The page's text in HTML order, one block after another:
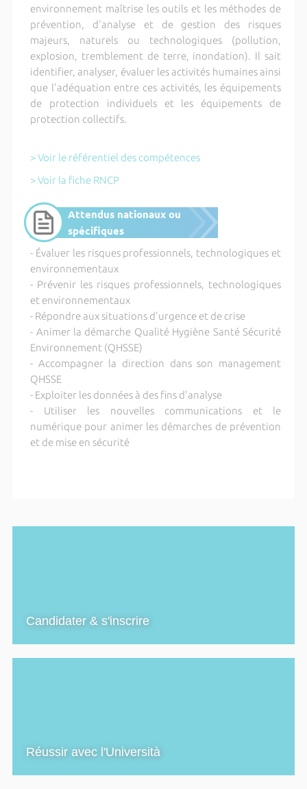
environnement maîtrise les outils et les méthodes de
prévention, d'analyse et de gestion des risques
majeurs, naturels ou technologiques (pollution,
explosion, tremblement de terre, inondation). Il sait
identifier, analyser, évaluer les activités humaines ainsi
que l'adéquation entre ces activités, les équipements
de protection individuels et les équipements de
protection collectifs.
> Voir le référentiel des compétences
> Voir la fiche RNCP
Attendus nationaux ou
spécifiques
- Évaluer les risques professionnels, technologiques et
environnementaux
- Prévenir les risques professionnels, technologiques
et environnementaux
- Répondre aux situations d'urgence et de crise
- Animer la démarche Qualité Hygiène Santé Sécurité
Environnement (QHSSE)
- Accompagner la direction dans son management
QHSSE
- Exploiter les données à des fins d'analyse
- Utiliser les nouvelles communications et le
numérique pour animer les démarches de prévention
et de mise en sécurité
Candidater & s'inscrire
Réussir avec l'Università